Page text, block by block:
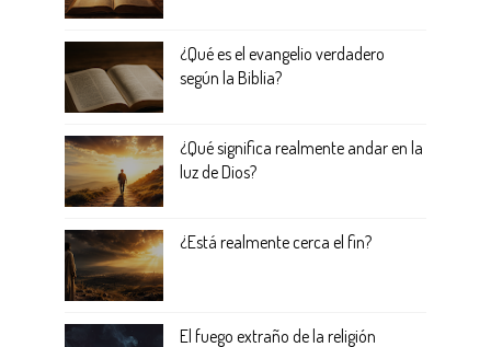
¿Qué es el evangelio verdadero
según la Biblia?
¿Qué significa realmente andar en la
luz de Dios?
¿Está realmente cerca el fin?
El fuego extraño de la religión